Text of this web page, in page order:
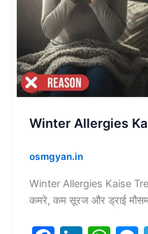
Winter Allergies
osmgyan.in
Winter Allergies Kaise
कमरे, कम सूरज और ड्राई